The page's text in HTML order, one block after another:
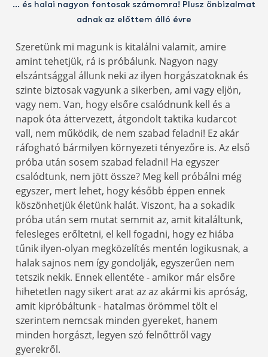
… és halai nagyon fontosak számomra! Plusz önbizalmat
adnak az előttem álló évre
Szeretünk mi magunk is kitalálni valamit, amire
amint tehetjük, rá is próbálunk. Nagyon nagy
elszántsággal állunk neki az ilyen horgászatoknak és
szinte biztosak vagyunk a sikerben, ami vagy eljön,
vagy nem. Van, hogy elsőre csalódnunk kell és a
napok óta áttervezett, átgondolt taktika kudarcot
vall, nem működik, de nem szabad feladni! Ez akár
ráfogható bármilyen környezeti tényezőre is. Az első
próba után sosem szabad feladni! Ha egyszer
csalódtunk, nem jött össze? Meg kell próbálni még
egyszer, mert lehet, hogy később éppen ennek
köszönhetjük életünk halát. Viszont, ha a sokadik
próba után sem mutat semmit az, amit kitaláltunk,
felesleges erőltetni, el kell fogadni, hogy ez hiába
tűnik ilyen-olyan megközelítés mentén logikusnak, a
halak sajnos nem így gondolják, egyszerűen nem
tetszik nekik. Ennek ellentéte - amikor már elsőre
hihetetlen nagy sikert arat az az akármi kis apróság,
amit kipróbáltunk - hatalmas örömmel tölt el
szerintem nemcsak minden gyereket, hanem
minden horgászt, legyen szó felnőttről vagy
gyerekről.